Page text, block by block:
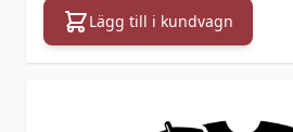
Lägg till i kundvagn